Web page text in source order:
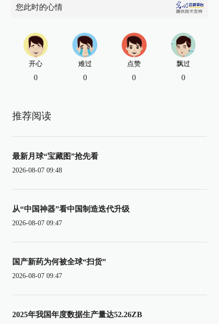
您此时的心情
开心
0
难过
0
点赞
0
飘过
0
推荐阅读
最新月球“宝藏图”抢先看
2026-08-07 09:48
从“中国神器”看中国制造迭代升级
2026-08-07 09:47
国产新药为何被全球“扫货”
2026-08-07 09:47
2025年我国年度数据生产量达52.26ZB